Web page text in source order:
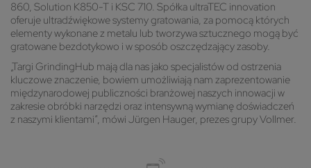
860, Solution K850-T i KSC 710. Spółka ultraTEC innovation
oferuje ultradźwiękowe systemy gratowania, za pomocą których
elementy wykonane z metalu lub tworzywa sztucznego mogą być
gratowane bezdotykowo i w sposób oszczędzający zasoby.
„Targi GrindingHub mają dla nas jako specjalistów od ostrzenia
kluczowe znaczenie, bowiem umożliwiają nam zaprezentowanie
międzynarodowej publiczności branżowej naszych innowacji w
zakresie obróbki narzędzi oraz intensywną wymianę doświadczeń
z naszymi klientami”, mówi Jürgen Hauger, prezes grupy Vollmer.